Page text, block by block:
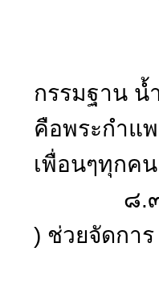
รับพรพ
พระสง
กรรมฐาน น้
คือพระกำแ
เพื่อนๆทุกค
๘.๓๐ น.
) ช่วยจัดการ
เจ้าภา